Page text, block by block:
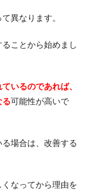
異なります。
ことから始めまし
いるのであれば、
る可能性が高いで
場合は、改善する
なってから理由を